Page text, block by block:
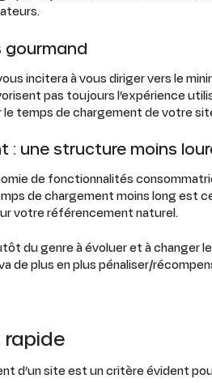
gourmand
incitera à vous diriger vers le
pas toujours l’expérience
le temps de chargement de votre
: une structure moins
de fonctionnalités
de chargement moins long est
votre référencement naturel.
du genre à évoluer et à changer
de plus en plus pénaliser/
rapide
d’un site est un critère évident